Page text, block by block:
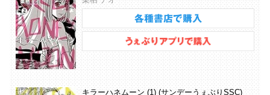
キラーハネムーン (1) (サンデーうぇぶりSSC)